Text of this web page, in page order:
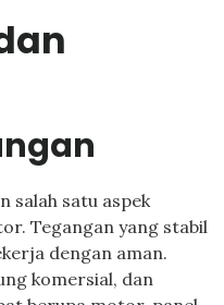
salah satu aspek
Tegangan yang stabil
dengan aman.
komersial, dan